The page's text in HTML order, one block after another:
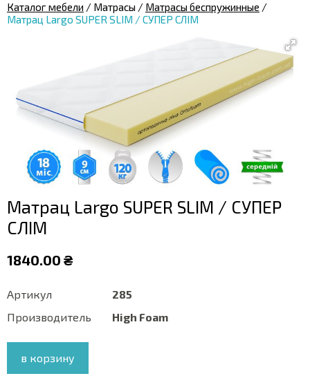
Каталог мебели / Матрасы / Матрасы беспружинные /
Матрац Largo SUPER SLIM / СУПЕР СЛІМ
Матрац Largo SUPER SLIM / СУПЕР
СЛІМ
1840.00 ₴
Артикул
285
Производитель
High Foam
в корзину